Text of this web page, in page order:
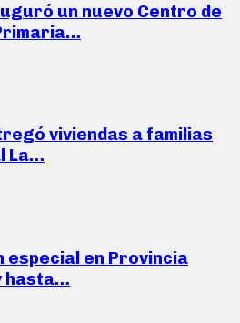
un nuevo Centro de
viviendas a familias
La…
especial en Provincia
hasta…